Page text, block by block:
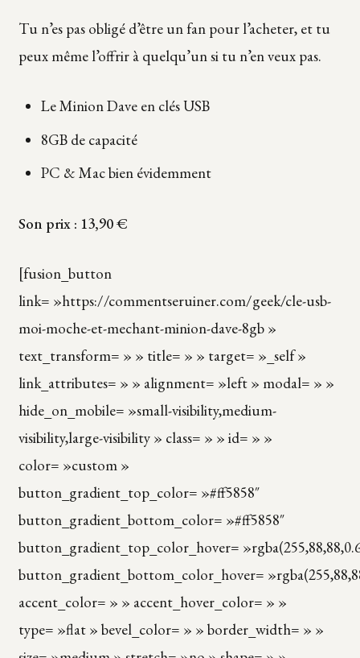
Tu n’es pas obligé d’être un fan pour l’acheter, et tu
peux même l’offrir à quelqu’un si tu n’en veux pas.
Le Minion Dave en clés USB
8GB de capacité
PC & Mac bien évidemment
Son prix : 13,90 €
[fusion_button
link= »https://commentseruiner.com/geek/cle-usb-
moi-moche-et-mechant-minion-dave-8gb »
text_transform= » » title= » » target= »_self »
link_attributes= » » alignment= »left » modal= » »
hide_on_mobile= »small-visibility,medium-
visibility,large-visibility » class= » » id= » »
color= »custom »
button_gradient_top_color= »#ff5858″
button_gradient_bottom_color= »#ff5858″
button_gradient_top_color_hover=
button_gradient_bottom_color_hover=
accent_color= » » accent_hover_color= » »
type= »flat » bevel_color= » » border_width= » »